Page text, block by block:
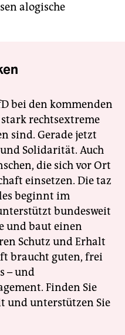
alogische
bei den kommenden
rechtsextreme
sind. Gerade jetzt
Solidarität. Auch
die sich vor Ort
einsetzen. Die taz
beginnt im
bundesweit
und baut einen
Schutz und Erhalt
braucht guten, frei
– und
Finden Sie
und unterstützen Sie